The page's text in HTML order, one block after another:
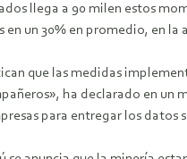
llega a 90 milen estos
en un 30% en promedio, en
que las medidas
ha declarado en
para entregar los